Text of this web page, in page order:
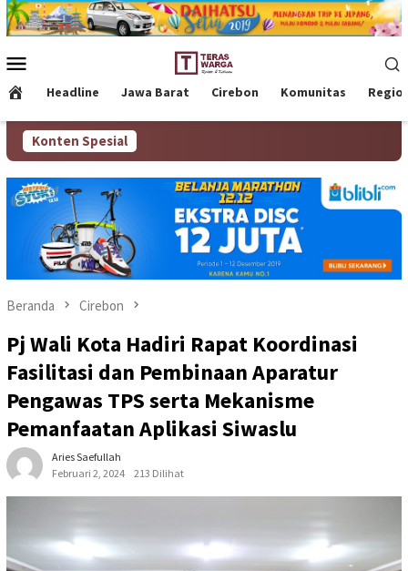
Loncat
ke
Mobile
Headline Jawa Barat Cirebon Komunitas
Konten Spesial
Beranda Cirebon
Pj Wali Kota Hadiri Rapat Koordinasi
Fasilitasi dan Pembinaan Aparatur
Pengawas TPS serta Mekanisme
Pemanfaatan Aplikasi Siwaslu
Aries Saefullah
Februari 2, 2024
213 Dilihat